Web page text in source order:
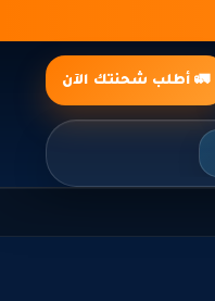
🚛 أطلب شحنتك الآن